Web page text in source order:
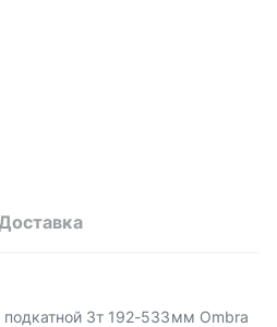
3т 192-533мм Ombra